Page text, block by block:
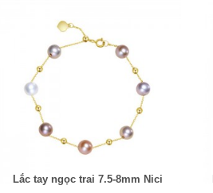
Lắc tay ngọc trai 7.5-8mm Nici